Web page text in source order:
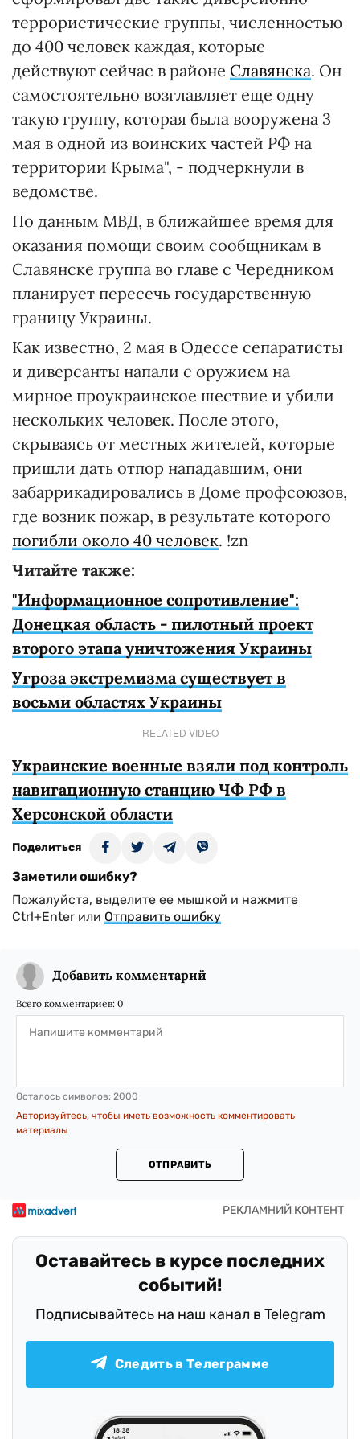
террористические группы, численностью
до 400 человек каждая, которые
действуют сейчас в районе Славянска. Он
самостоятельно возглавляет еще одну
такую группу, которая была вооружена 3
мая в одной из воинских частей РФ на
территории Крыма", - подчеркнули в
ведомстве.
По данным МВД, в ближайшее время для
оказания помощи своим сообщникам в
Славянске группа во главе с Чередником
планирует пересечь государственную
границу Украины.
Как известно, 2 мая в Одессе сепаратисты
и диверсанты напали с оружием на
мирное проукраинское шествие и убили
нескольких человек. После этого,
скрываясь от местных жителей, которые
пришли дать отпор нападавшим, они
забаррикадировались в Доме профсоюзов,
где возник пожар, в результате которого
погибли около 40 человек. !zn
Читайте также:
"Информационное сопротивление":
Донецкая область - пилотный проект
второго этапа уничтожения Украины
Угроза экстремизма существует в
восьми областях Украины
RELATED VIDEO
Украинские военные взяли под контроль
навигационную станцию ЧФ РФ в
Херсонской области
Поделиться
Заметили ошибку?
Пожалуйста, выделите ее мышкой и нажмите
Ctrl+Enter или Отправить ошибку
Добавить комментарий
Всего комментариев: 0
Осталось символов: 2000
Авторизуйтесь, чтобы иметь возможность комментировать
материалы
ОТПРАВИТЬ
Оставайтесь в курсе последних
событий!
Подписывайтесь на наш канал в Telegram
Следить в Телеграмме